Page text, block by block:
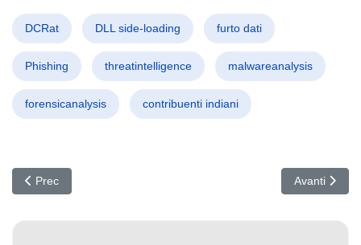
DCRat DLL side-loading furto dati
Phishing threatintelligence malwareanalysis
forensicanalysis contribuenti indiani
Articolo precedente: ChocoPoC RAT su GitHub: i falsi PoC
Prec Articolo
Avanti